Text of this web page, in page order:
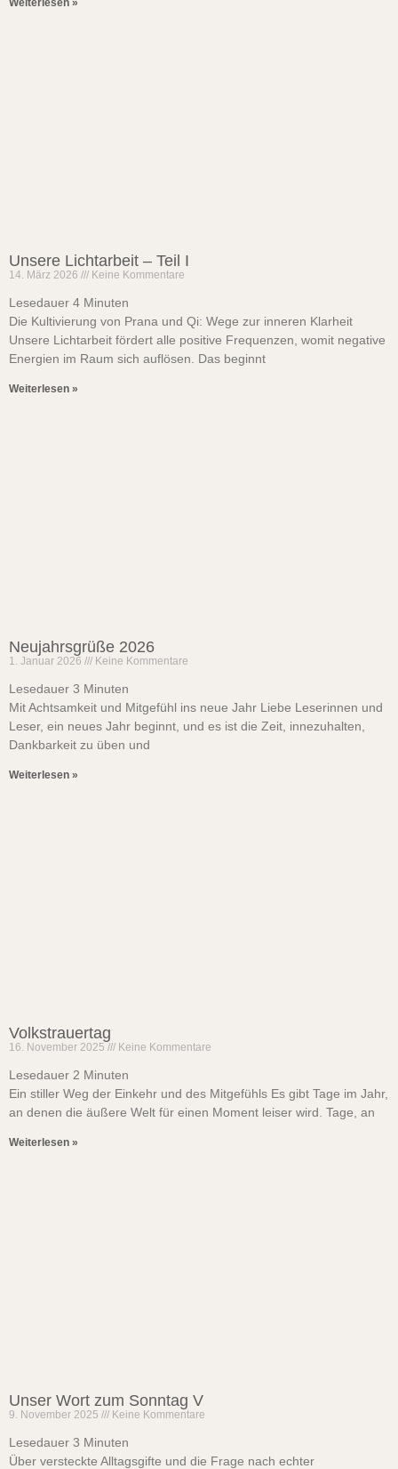
Weiterlesen »
Unsere Lichtarbeit – Teil I
14. März 2026 Keine Kommentare
Lesedauer 4 Minuten
Die Kultivierung von Prana und Qi: Wege zur inneren Klarheit
Unsere Lichtarbeit fördert alle positive Frequenzen, womit negative
Energien im Raum sich auflösen. Das beginnt
Weiterlesen »
Neujahrsgrüße 2026
1. Januar 2026 Keine Kommentare
Lesedauer 3 Minuten
Mit Achtsamkeit und Mitgefühl ins neue Jahr Liebe Leserinnen und
Leser, ein neues Jahr beginnt, und es ist die Zeit, innezuhalten,
Dankbarkeit zu üben und
Weiterlesen »
Volkstrauertag
16. November 2025 Keine Kommentare
Lesedauer 2 Minuten
Ein stiller Weg der Einkehr und des Mitgefühls Es gibt Tage im Jahr,
an denen die äußere Welt für einen Moment leiser wird. Tage, an
Weiterlesen »
Unser Wort zum Sonntag V
9. November 2025 Keine Kommentare
Lesedauer 3 Minuten
Über versteckte Alltagsgifte und die Frage nach echter